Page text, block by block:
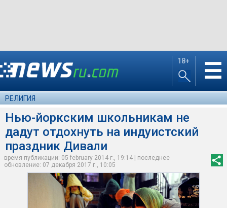
18+ ☰
РЕЛИГИЯ
Нью-йоркским школьникам не
дадут отдохнуть на индуистский
праздник Дивали
время публикации: 05 february 2014 г., 19:14 | последнее
обновление: 07 декабря 2017 г., 10:05